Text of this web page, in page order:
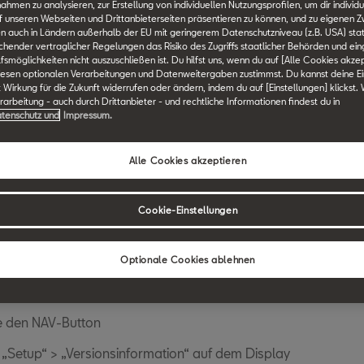
Zurück zur Übersicht
Softwareversion
Ateca gibt es zwei unterschiedliche Navigationssysteme,
Wenn du die Version feststellen willst, gehe bitte
den NAV-Button
> „Versionsinformation“ auf dem Display
zu analysieren, zur Erstellung von individuellen Nutzungsprofilen, um dir
unseren Webseiten und Drittanbieterseiten präsentieren zu können, und zu eigenen
auch in Ländern außerhalb der EU mit geringerem Datenschutzniveau (z.B. USA)
vertraglicher Regelungen das Risiko des Zugriffs staatlicher Behörden und
nicht auszuschließen ist. Du hilfst uns, wenn du auf [Alle Cookies
optionalen Verarbeitungen und Datenweitergaben zustimmst. Du kannst deine
für die Zukunft widerrufen oder ändern, indem du auf [Einstellungen] klickst.
- auch durch Drittanbieter - und rechtliche Informationen findest du in
und Impressum.
Optionale Cookies ablehnen
Alle Cookies akzeptieren
Cookie-Einstellungen